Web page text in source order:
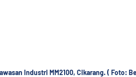
Industri MM2100, Cikarang. ( Foto: